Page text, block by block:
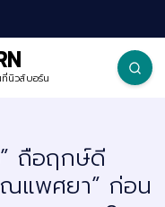
นิวส์บอร์น
ถือฤกษ์ดี
แพศยา” ก่อน